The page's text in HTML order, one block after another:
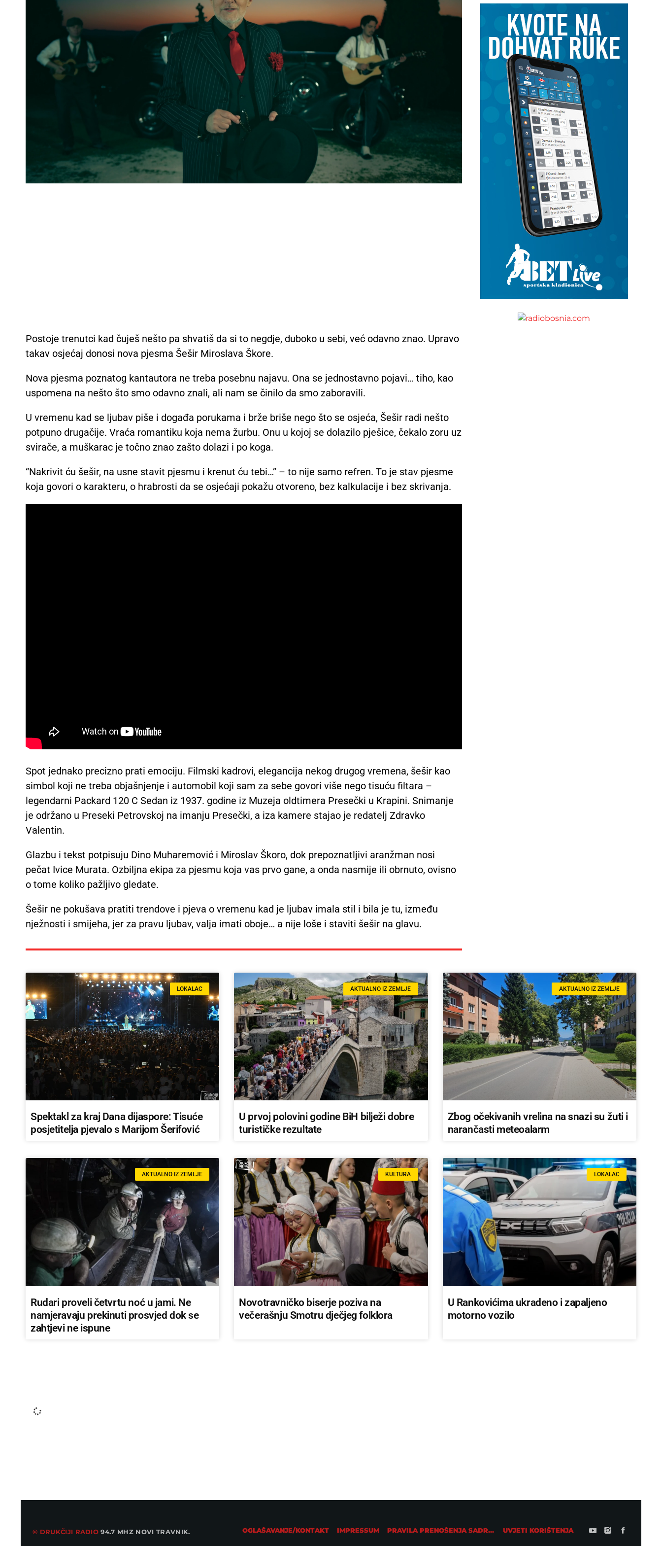
Postoje trenutci kad čuješ nešto pa shvatiš da si to negdje, duboko u sebi, već odavno znao. Upravo
takav osjećaj donosi nova pjesma Šešir Miroslava Škore.
Nova pjesma poznatog kantautora ne treba posebnu najavu. Ona se jednostavno pojavi… tiho, kao
uspomena na nešto što smo odavno znali, ali nam se činilo da smo zaboravili.
U vremenu kad se ljubav piše i događa porukama i brže briše nego što se osjeća, Šešir radi nešto
potpuno drugačije. Vraća romantiku koja nema žurbu. Onu u kojoj se dolazilo pješice, čekalo zoru uz
svirače, a muškarac je točno znao zašto dolazi i po koga.
“Nakrivit ću šešir, na usne stavit pjesmu i krenut ću tebi…” – to nije samo refren. To je stav pjesme
koja govori o karakteru, o hrabrosti da se osjećaji pokažu otvoreno, bez kalkulacije i bez skrivanja.
Spot jednako precizno prati emociju. Filmski kadrovi, elegancija nekog drugog vremena, šešir kao
simbol koji ne treba objašnjenje i automobil koji sam za sebe govori više nego tisuću filtara –
legendarni Packard 120 C Sedan iz 1937. godine iz Muzeja oldtimera Presečki u Krapini. Snimanje
je održano u Preseki Petrovskoj na imanju Presečki, a iza kamere stajao je redatelj Zdravko
Valentin.
Glazbu i tekst potpisuju Dino Muharemović i Miroslav Škoro, dok prepoznatljivi aranžman nosi
pečat Ivice Murata. Ozbiljna ekipa za pjesmu koja vas prvo gane, a onda nasmije ili obrnuto, ovisno
o tome koliko pažljivo gledate.
Šešir ne pokušava pratiti trendove i pjeva o vremenu kad je ljubav imala stil i bila je tu, između
nježnosti i smijeha, jer za pravu ljubav, valja imati oboje… a nije loše i staviti šešir na glavu.
LOKALAC
Spektakl za kraj Dana dijaspore: Tisuće
posjetitelja pjevalo s Marijom Šerifović
AKTUALNO IZ ZEMLJE
U prvoj polovini godine BiH bilježi dobre
turističke rezultate
AKTUALNO IZ ZEMLJE
Zbog očekivanih vrelina na snazi su žuti i
narančasti meteoalarm
AKTUALNO IZ ZEMLJE
Rudari proveli četvrtu noć u jami. Ne
namjeravaju prekinuti prosvjed dok se
zahtjevi ne ispune
KULTURA
Novotravničko biserje poziva na
večerašnju Smotru dječjeg folklora
LOKALAC
U Rankovićima ukradeno i zapaljeno
motorno vozilo
Odabrane skladbe za festival Dok teče
Stiže lagani predah od vrućina
Omijeno ljetno piće moglo bi pridonijeti